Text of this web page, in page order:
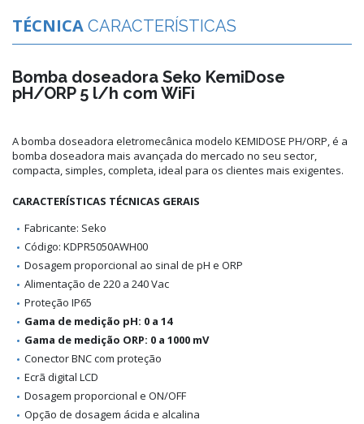
TÉCNICA CARACTERÍSTICAS
Bomba doseadora Seko KemiDose
pH/ORP 5 l/h com WiFi
A bomba doseadora eletromecânica modelo KEMIDOSE PH/ORP, é a
bomba doseadora mais avançada do mercado no seu sector,
compacta, simples, completa, ideal para os clientes mais exigentes.
CARACTERÍSTICAS TÉCNICAS GERAIS
Fabricante: Seko
Código: KDPR5050AWH00
Dosagem proporcional ao sinal de pH e ORP
Alimentação de 220 a 240 Vac
Proteção IP65
Gama de medição pH: 0 a 14
Gama de medição ORP: 0 a 1000 mV
Conector BNC com proteção
Ecrã digital LCD
Dosagem proporcional e ON/OFF
Opção de dosagem ácida e alcalina